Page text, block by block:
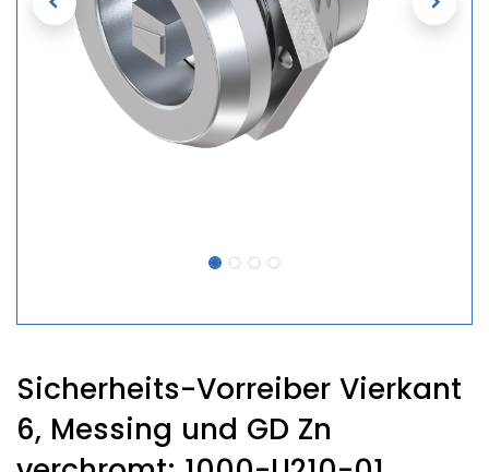
Sicherheits-Vorreiber Vierkant
6, Messing und GD Zn